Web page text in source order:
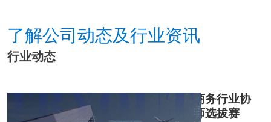
了解公司动态及行业资讯
行业动态
沧州市跨境电子商务行业协
会：外贸精英讲师选拔赛